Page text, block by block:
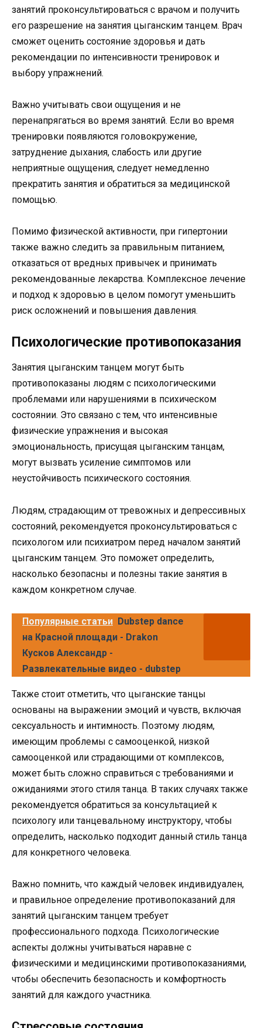
занятий проконсультироваться с врачом и получить
его разрешение на занятия цыганским танцем. Врач
сможет оценить состояние здоровья и дать
рекомендации по интенсивности тренировок и
выбору упражнений.
Важно учитывать свои ощущения и не
перенапрягаться во время занятий. Если во время
тренировки появляются головокружение,
затруднение дыхания, слабость или другие
неприятные ощущения, следует немедленно
прекратить занятия и обратиться за медицинской
помощью.
Помимо физической активности, при гипертонии
также важно следить за правильным питанием,
отказаться от вредных привычек и принимать
рекомендованные лекарства. Комплексное лечение
и подход к здоровью в целом помогут уменьшить
риск осложнений и повышения давления.
Психологические противопоказания
Занятия цыганским танцем могут быть
противопоказаны людям с психологическими
проблемами или нарушениями в психическом
состоянии. Это связано с тем, что интенсивные
физические упражнения и высокая
эмоциональность, присущая цыганским танцам,
могут вызвать усиление симптомов или
неустойчивость психического состояния.
Людям, страдающим от тревожных и депрессивных
состояний, рекомендуется проконсультироваться с
психологом или психиатром перед началом занятий
цыганским танцем. Это поможет определить,
насколько безопасны и полезны такие занятия в
каждом конкретном случае.
Популярные статьи Dubstep dance
на Красной площади - Drakon
Кусков Александр -
Развлекательные видео - dubstep
Также стоит отметить, что цыганские танцы
основаны на выражении эмоций и чувств, включая
сексуальность и интимность. Поэтому людям,
имеющим проблемы с самооценкой, низкой
самооценкой или страдающими от комплексов,
может быть сложно справиться с требованиями и
ожиданиями этого стиля танца. В таких случаях также
рекомендуется обратиться за консультацией к
психологу или танцевальному инструктору, чтобы
определить, насколько подходит данный стиль танца
для конкретного человека.
Важно помнить, что каждый человек индивидуален,
и правильное определение противопоказаний для
занятий цыганским танцем требует
профессионального подхода. Психологические
аспекты должны учитываться наравне с
физическими и медицинскими противопоказаниями,
чтобы обеспечить безопасность и комфортность
занятий для каждого участника.